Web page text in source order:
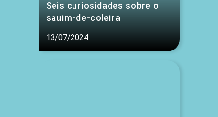
Seis curiosidades sobre o
sauim-de-coleira
13/07/2024